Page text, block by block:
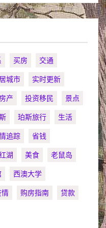
买房
交通
城市
实时更新
房产 投资移民
景点
珀斯旅行
生活
追踪
省钱
湖 美食
老鼠岛
西澳大学
购房指南
贷款